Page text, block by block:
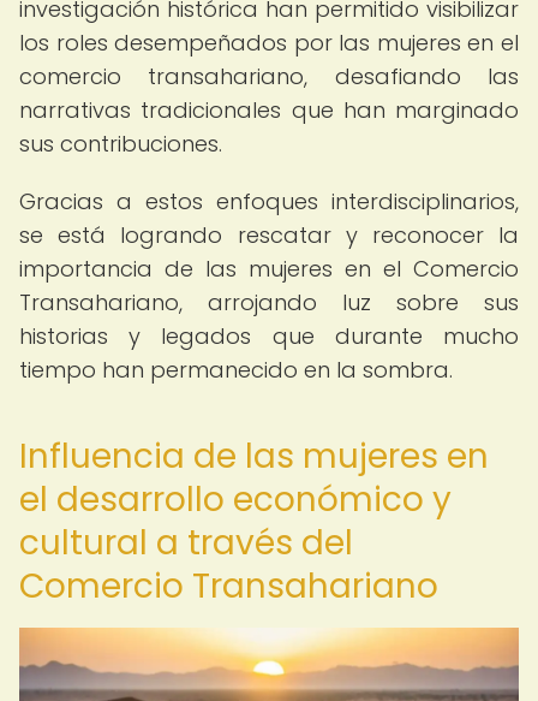
investigación histórica han permitido visibilizar
los roles desempeñados por las mujeres en el
comercio transahariano, desafiando las
narrativas tradicionales que han marginado
sus contribuciones.
Gracias a estos enfoques interdisciplinarios,
se está logrando rescatar y reconocer la
importancia de las mujeres en el Comercio
Transahariano, arrojando luz sobre sus
historias y legados que durante mucho
tiempo han permanecido en la sombra.
Influencia de las mujeres en
el desarrollo económico y
cultural a través del
Comercio Transahariano